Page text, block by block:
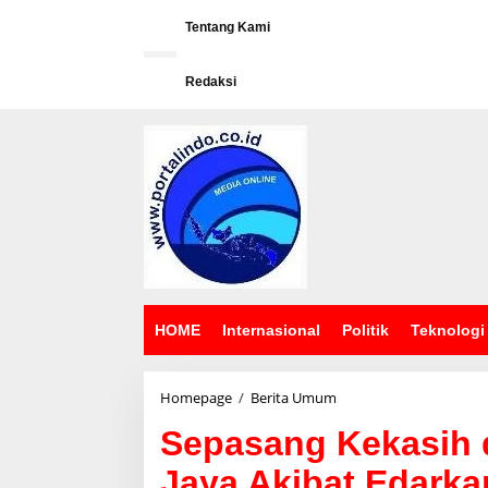
Tentang Kami
Redaksi
HOME Internasional Politik Teknologi
Homepage / Berita Umum
p
a
s
Sepasang Kekasih